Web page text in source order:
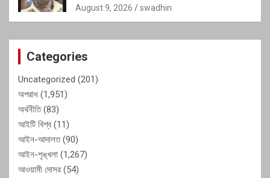
August 9, 2026 swadhin
Categories
Uncategorized (201)
অপরাধ (1,951)
অর্থনীতি(83)
আইটি বিশ্ব (11)
আইন-আদালত(90)
আইন-শৃঙ্খলা (1,267)
আওয়ামী দোসর (54)